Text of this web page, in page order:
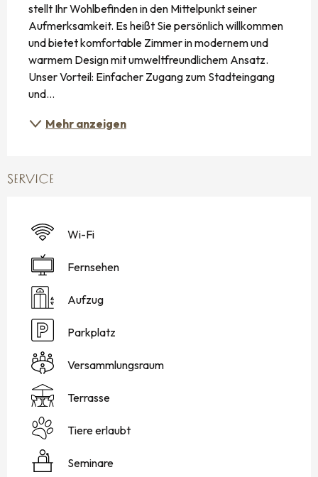
stellt Ihr Wohlbefinden in den Mittelpunkt seiner
Aufmerksamkeit. Es heißt Sie persönlich willkommen
und bietet komfortable Zimmer in modernem und
warmem Design mit umweltfreundlichem Ansatz.
Unser Vorteil: Einfacher Zugang zum Stadteingang
und...
Mehr anzeigen
SERVICE
Wi-Fi
Fernsehen
Aufzug
Parkplatz
Versammlungsraum
Terrasse
Tiere erlaubt
Seminare